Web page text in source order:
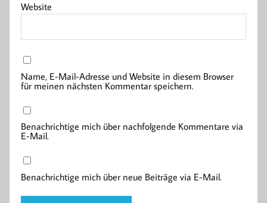
Website
Name, E-Mail-Adresse und Website in diesem Browser
für meinen nächsten Kommentar speichern.
Benachrichtige mich über nachfolgende Kommentare via
E-Mail.
Benachrichtige mich über neue Beiträge via E-Mail.